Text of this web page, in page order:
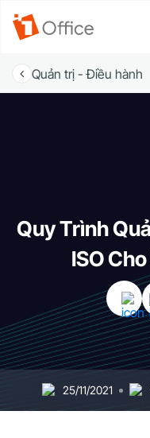
Quản trị - Điều hành
Quy Trình
ISO
25/11/2021